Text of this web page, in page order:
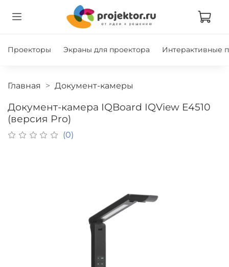
Проекторы Экраны для проектора Интерактивные
Главная Документ-камеры
Документ-камера IQBoard IQView E4510
(версия Pro)
(0)